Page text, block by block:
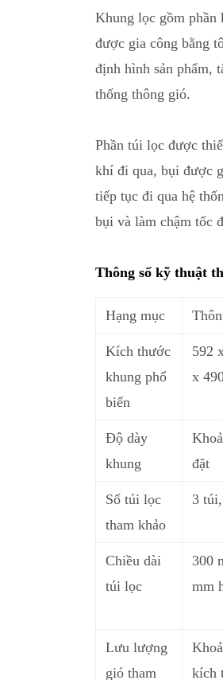
Khung lọc gồm phần
được gia công bằng
định hình sản phẩm,
thống thông gió.
Phần túi lọc được
khí đi qua, bụi được
tiếp tục đi qua hệ
bụi và làm chậm tốc
Thông số kỹ thuật
Hạng mục
Kích thước
khung phổ
biến
592
x
Độ dày
khung
đặt
Số túi lọc
tham khảo
3
Chiều dài
túi lọc
300
mm
Lưu lượng
gió tham
kích